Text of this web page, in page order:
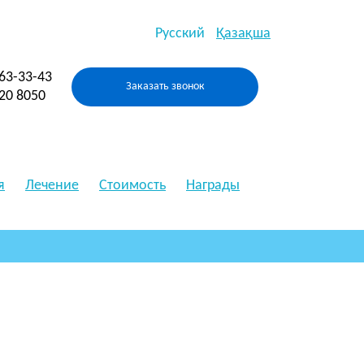
Русский Қазақша
33-43
8050
Заказать звонок
Лечение Стоимость
Награды